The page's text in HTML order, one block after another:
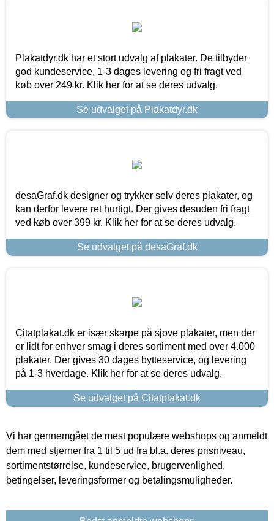
Plakatdyr.dk har et stort udvalg af plakater. De tilbyder
god kundeservice, 1-3 dages levering og fri fragt ved
køb over 249 kr. Klik her for at se deres udvalg.
Se udvalget på Plakatdyr.dk
desaGraf.dk designer og trykker selv deres plakater, og
kan derfor levere ret hurtigt. Der gives desuden fri fragt
ved køb over 399 kr. Klik her for at se deres udvalg.
Se udvalget på desaGraf.dk
Citatplakat.dk er især skarpe på sjove plakater, men der
er lidt for enhver smag i deres sortiment med over 4.000
plakater. Der gives 30 dages bytteservice, og levering
på 1-3 hverdage. Klik her for at se deres udvalg.
Se udvalget på Citatplakat.dk
Vi har gennemgået de mest populære webshops og anmeldt
dem med stjerner fra 1 til 5 ud fra bl.a. deres prisniveau,
sortimentstørrelse, kundeservice, brugervenlighed,
betingelser, leveringsformer og betalingsmuligheder.